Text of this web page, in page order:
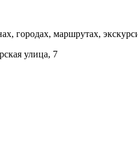
городах, маршрутах,
улица, 7